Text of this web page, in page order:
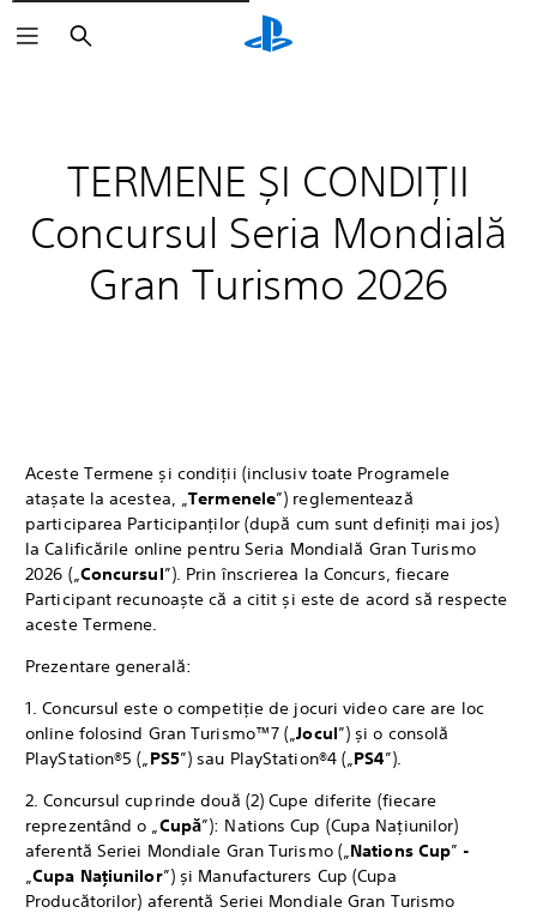
TERMENE ȘI CONDIȚII
Concursul Seria Mondială
Gran Turismo 2026
Aceste Termene și condiții (inclusiv toate Programele
atașate la acestea, „Termenele”) reglementează
participarea Participanților (după cum sunt definiți mai jos)
la Calificările online pentru Seria Mondială Gran Turismo
2026 („Concursul”). Prin înscrierea la Concurs, fiecare
Participant recunoaște că a citit și este de acord să respecte
aceste Termene.
Prezentare generală:
1. Concursul este o competiție de jocuri video care are loc
online folosind Gran Turismo™7 („Jocul”) și o consolă
PlayStation®5 („PS5”) sau PlayStation®4 („PS4”).
2. Concursul cuprinde două (2) Cupe diferite (fiecare
reprezentând o „Cupă”): Nations Cup (Cupa Națiunilor)
aferentă Seriei Mondiale Gran Turismo („Nations Cup” -
„Cupa Națiunilor”) și Manufacturers Cup (Cupa
Producătorilor) aferentă Seriei Mondiale Gran Turismo